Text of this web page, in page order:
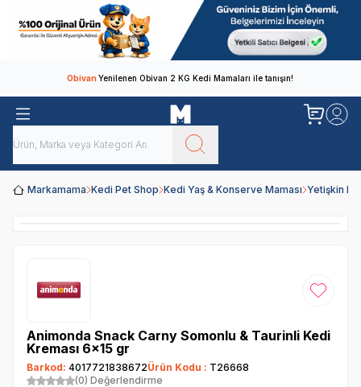
ObivanYenilenen Obivan 2 KG Kedi Mamaları ile tanışın!
Markamama Kedi Pet Shop Kedi Yaş & Konserve Maması Yetişkin
Favoriye
Animonda Snack Carny Somonlu & Taurinli Kedi
Kreması 6x15 gr
Barkod: 4017721838672Ürün Kodu : T26668
(0) Değerlendirme